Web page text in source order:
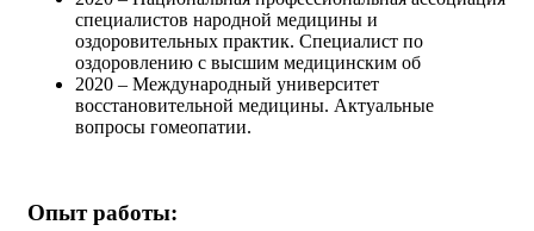
специалистов народной медицины и
оздоровительных практик. Специалист по
оздоровлению с высшим медицинским об
2020 – Международный университет
восстановительной медицины. Актуальные
вопросы гомеопатии.
Опыт работы: